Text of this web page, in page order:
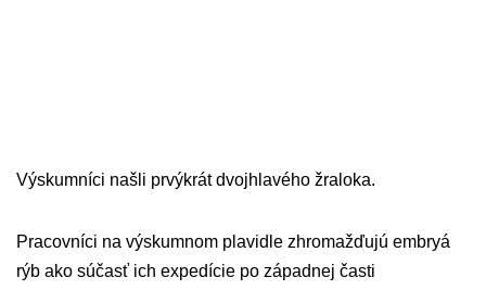
Výskumníci našli prvýkrát dvojhlavého žraloka.
Pracovníci na výskumnom plavidle zhromažďujú embryá
rýb ako súčasť ich expedície po západnej časti